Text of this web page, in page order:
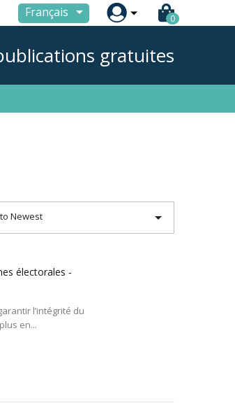
Français  0
gratuites
Newest 
électorales -
l’intégrité du
en...